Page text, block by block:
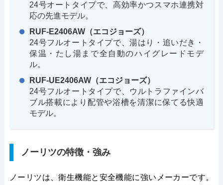
24号オートタイプで、高効率かつスマホ連携対
応の先進モデル。
RUF-E2406AW（エコジョーズ）
24号フルオートタイプで、湯はり・追いだき・
保温・たし湯まで全自動のハイグレードモデ
ル。
RUF-UE2406AW（エコジョーズ）
24号フルオートタイプで、ウルトラファインバ
ブル搭載により配管や浴槽を清潔に保てる快適
モデル。
ノーリツの特徴・強み
ノーリツは、衛生機能と安全機能に強いメーカーです。